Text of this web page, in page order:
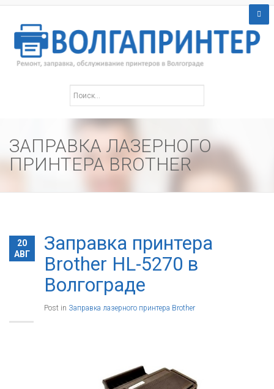
ЗАПРАВКА ЛАЗЕРНОГО
ПРИНТЕРА BROTHER
20
АВГ
Заправка принтера
Brother HL-5270 в
Волгограде
Post in Заправка лазерного принтера Brother